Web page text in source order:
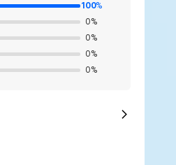
100%
0%
0%
0%
0%